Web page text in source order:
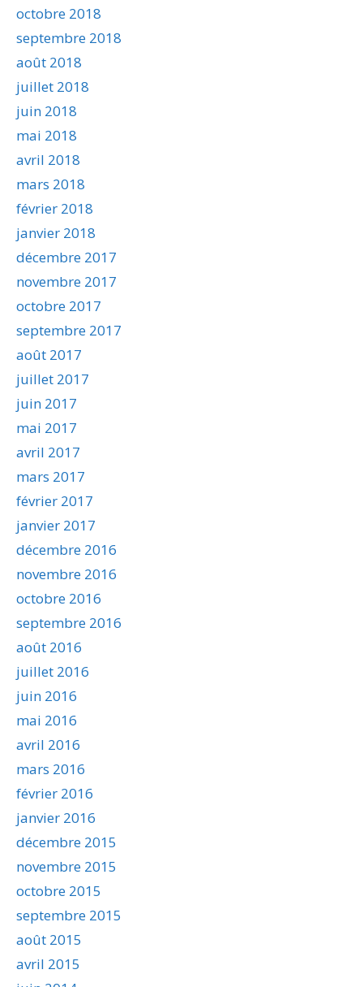
octobre 2018
septembre 2018
août 2018
juillet 2018
juin 2018
mai 2018
avril 2018
mars 2018
février 2018
janvier 2018
décembre 2017
novembre 2017
octobre 2017
septembre 2017
août 2017
juillet 2017
juin 2017
mai 2017
avril 2017
mars 2017
février 2017
janvier 2017
décembre 2016
novembre 2016
octobre 2016
septembre 2016
août 2016
juillet 2016
juin 2016
mai 2016
avril 2016
mars 2016
février 2016
janvier 2016
décembre 2015
novembre 2015
octobre 2015
septembre 2015
août 2015
avril 2015